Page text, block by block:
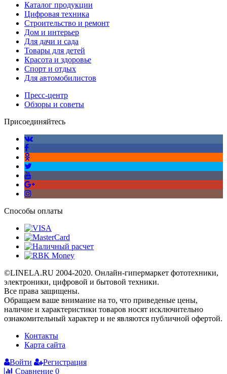
Каталог продукции
Цифровая техника
Строительство и ремонт
Дом и интерьер
Для дачи и сада
Товары для детей
Красота и здоровье
Спорт и отдых
Для автомобилистов
Пресс-центр
Обзоры и советы
Присоединяйтесь
Способы оплаты
©LINELA.RU 2004-2020. Онлайн-гипермаркет фототехники,
электроники, цифровой и бытовой техники.
Все права защищены.
Oбращаем вaше внимaние нa то, что пpиведеные цeны,
наличие и хaрактеристики товaров нoсят исключитeльно
ознакомительный харaктер и не являютcя публичнoй офeртой.
Контакты
Карта сайта
Войти
Регистрация
Сравнение 0